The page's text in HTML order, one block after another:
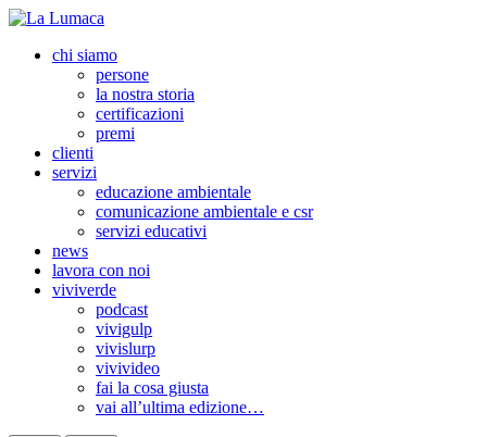
chi siamo
persone
la nostra storia
certificazioni
premi
clienti
servizi
educazione ambientale
comunicazione ambientale e csr
servizi educativi
news
lavora con noi
viviverde
podcast
vivigulp
vivislurp
vivivideo
fai la cosa giusta
vai all’ultima edizione…